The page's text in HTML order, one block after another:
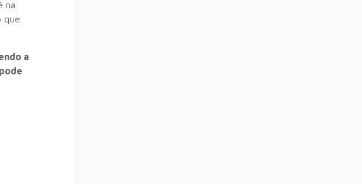
na
que
a